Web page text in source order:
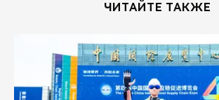
ЧИТАЙТЕ ТАКЖЕ